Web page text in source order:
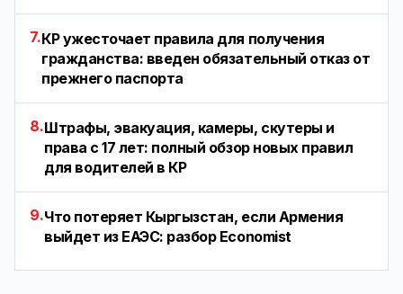
7.КР ужесточает правила для получения
гражданства: введен обязательный отказ от
прежнего паспорта
8.Штрафы, эвакуация, камеры, скутеры и
права с 17 лет: полный обзор новых правил
для водителей в КР
9.Что потеряет Кыргызстан, если Армения
выйдет из ЕАЭС: разбор Economist